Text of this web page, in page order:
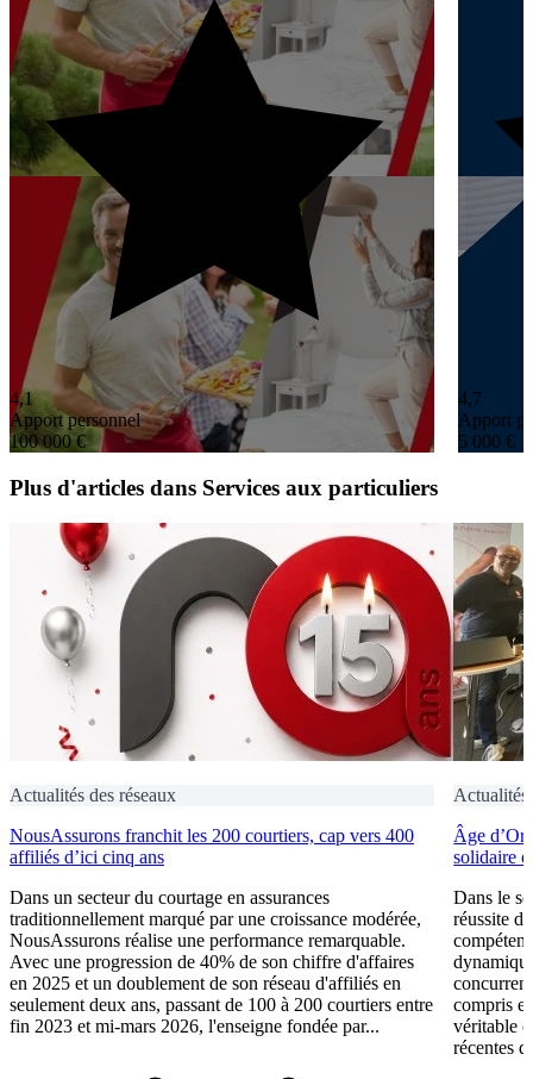
4,1
Apport personnel
100 000 €
4,7
Apport
5 000 €
Plus d'articles dans Services aux particuliers
Actualités des réseaux
NousAssurons franchit les 200 courtiers, cap vers 400
affiliés d’ici cinq ans
Dans un secteur du courtage en assurances
traditionnellement marqué par une croissance modérée,
NousAssurons réalise une performance remarquable.
Avec une progression de 40% de son chiffre d'affaires
en 2025 et un doublement de son réseau d'affiliés en
seulement deux ans, passant de 100 à 200 courtiers entre
fin 2023 et mi-mars 2026, l'enseigne fondée par...
Actualités
Âge d’Or
solidaire
Dans le
réussite
compris
véritable
récentes